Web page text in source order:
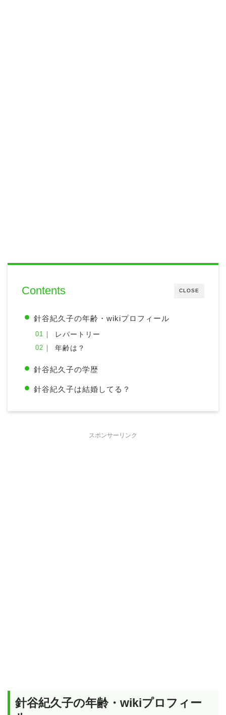
CLOSE
Contents
針谷紀久子の年齢・wikiプロフィール
レパートリー
年齢は？
針谷紀久子の学歴
針谷紀久子は結婚してる？
スポンサーリンク
針谷紀久子の年齢・wikiプロフィー